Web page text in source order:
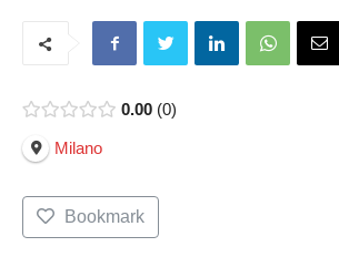
0.00 0
Milano
Bookmark